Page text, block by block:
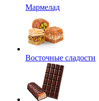
Мармелад
Восточные сладости